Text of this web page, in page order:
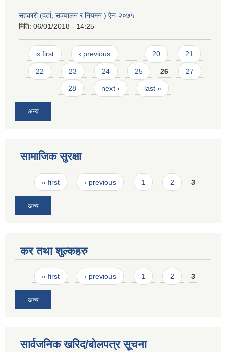
सहकारी (दर्ता, सञ्चालन र नियमन ) ऐन-२०७५
मिति: 06/01/2018 - 14:25
Pages
« first ‹ previous 20 21
22 23 24 25 26 27
28 next › last »
अन्य
सामाजिक सुरक्षा
Pages
« first ‹ previous 1 2 3
अन्य
कर तथा शुल्कहरु
Pages
« first ‹ previous 1 2 3
अन्य
सार्वजनिक खरिद/बोलपत्र सूचना